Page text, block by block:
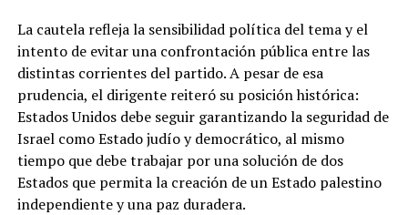
La cautela refleja la sensibilidad política del tema y el
intento de evitar una confrontación pública entre las
distintas corrientes del partido. A pesar de esa
prudencia, el dirigente reiteró su posición histórica:
Estados Unidos debe seguir garantizando la seguridad de
Israel como Estado judío y democrático, al mismo
tiempo que debe trabajar por una solución de dos
Estados que permita la creación de un Estado palestino
independiente y una paz duradera.